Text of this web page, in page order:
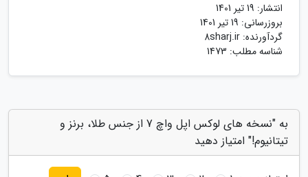
انتشار: 19 تیر 1401
بروزرسانی: 19 تیر 1401
گردآورنده: 8sharj.ir
شناسه مطلب: 1473
به "نسخه های لوکس اپل واچ 7 از جنس طلا، برنز و
تیتانیوم!" امتیاز دهید